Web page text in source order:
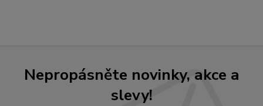
Nepropásněte novinky, akce a
slevy!